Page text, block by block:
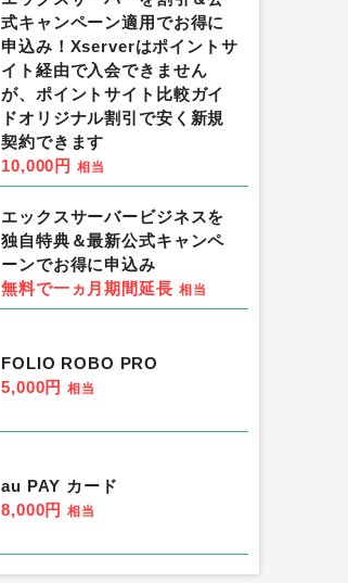
式キャンペーン適用でお得に
申込み！Xserverはポイントサ
イト経由で入会できません
が、ポイントサイト比較ガイ
ドオリジナル割引で安く新規
契約できます
10,000円 相当
エックスサーバービジネスを
独自特典＆最新公式キャンペ
ーンでお得に申込み
無料で一ヵ月期間延長 相当
FOLIO ROBO PRO
5,000円 相当
au PAY カード
8,000円 相当